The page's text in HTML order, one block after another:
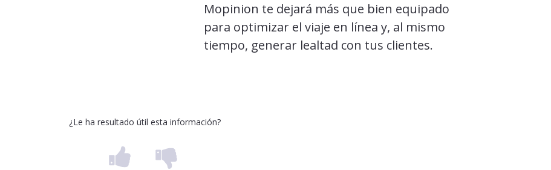
Mopinion te dejará más que bien equipado
para optimizar el viaje en línea y, al mismo
tiempo, generar lealtad con tus clientes.
¿Le ha resultado útil esta información?